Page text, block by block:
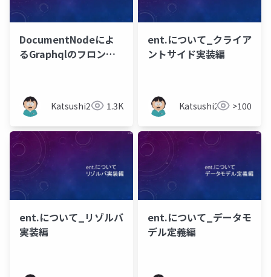
DocumentNodeによ
るGraphqlのフロント
Katsushi21 1.3K
ent.について_クライア
ントサイド実装編
Katsushi21 >100
ent.について_リゾルバ
実装編
ent.について​_データモ
デル定義編